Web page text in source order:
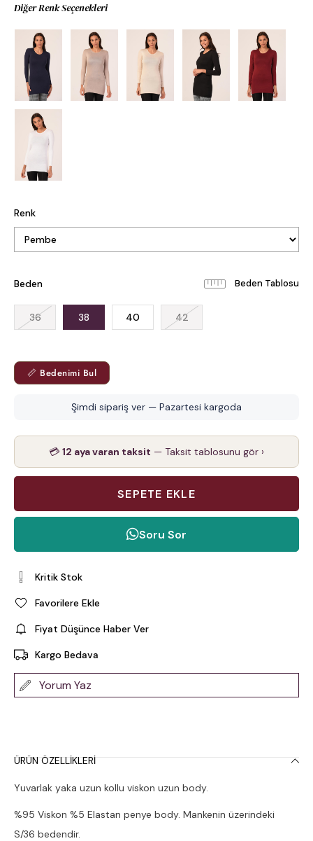
Diğer Renk Seçenekleri
Renk
Beden Beden Tablosu
36 38 40 42
📏 Bedenimi Bul
Şimdi sipariş ver — Pazartesi kargoda
💳 12 aya varan taksit — Taksit tablosunu gör ›
Soru Sor
Kritik Stok
Favorilere Ekle
Fiyat Düşünce Haber Ver
Kargo Bedava
Yorum Yaz
ÜRÜN ÖZELLIKLERI
Yuvarlak yaka uzun kollu viskon uzun body.
%95 Viskon %5 Elastan penye body. Mankenin üzerindeki
S/36 bedendir.